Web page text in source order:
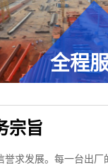
全程
宗旨
求发展。每一台出